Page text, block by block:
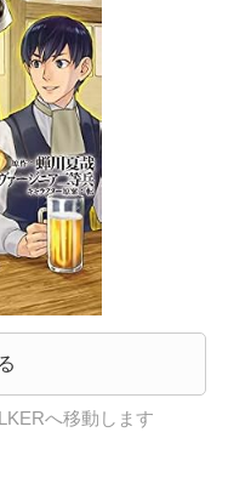
へ移動します